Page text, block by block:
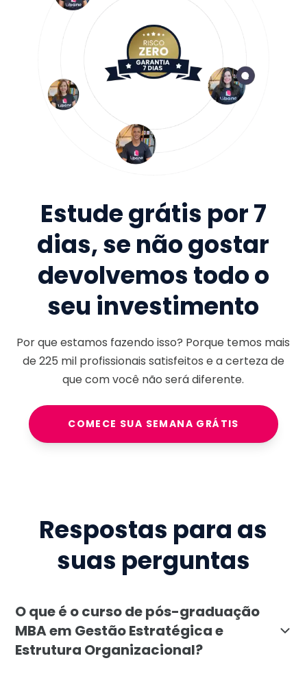
Estude grátis por 7
dias, se não gostar
devolvemos todo o
seu investimento
Por que estamos fazendo isso? Porque temos mais
de225 milprofissionais satisfeitos e a certeza de
que com você não será diferente.
COMECE SUA SEMANA GRÁTIS
Respostas para as
suas perguntas
O que é o curso de pós-graduação
MBA em Gestão Estratégica e
Estrutura Organizacional?